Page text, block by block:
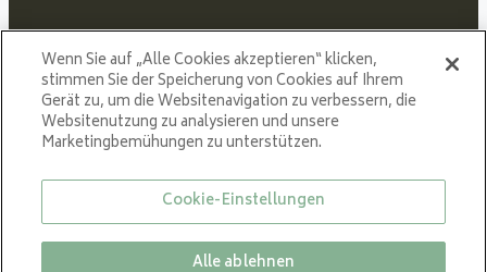
Proud member of NIBE GROUP - a global organisation
that contributes
to a smaller carbon footprint and better utilization of
© Alle Rechte vorbehalten VARDE 2024
Wenn Sie auf „Alle Cookies akzeptieren“ klicken,
stimmen Sie der Speicherung von Cookies auf Ihrem
Gerät zu, um die Websitenavigation zu verbessern, die
Websitenutzung zu analysieren und unsere
Marketingbemühungen zu unterstützen.
Cookie-Einstellungen
Alle ablehnen